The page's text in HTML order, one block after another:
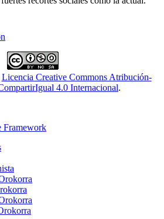
Licencia Creative Commons Atribución-
4.0 Internacional.
Framework